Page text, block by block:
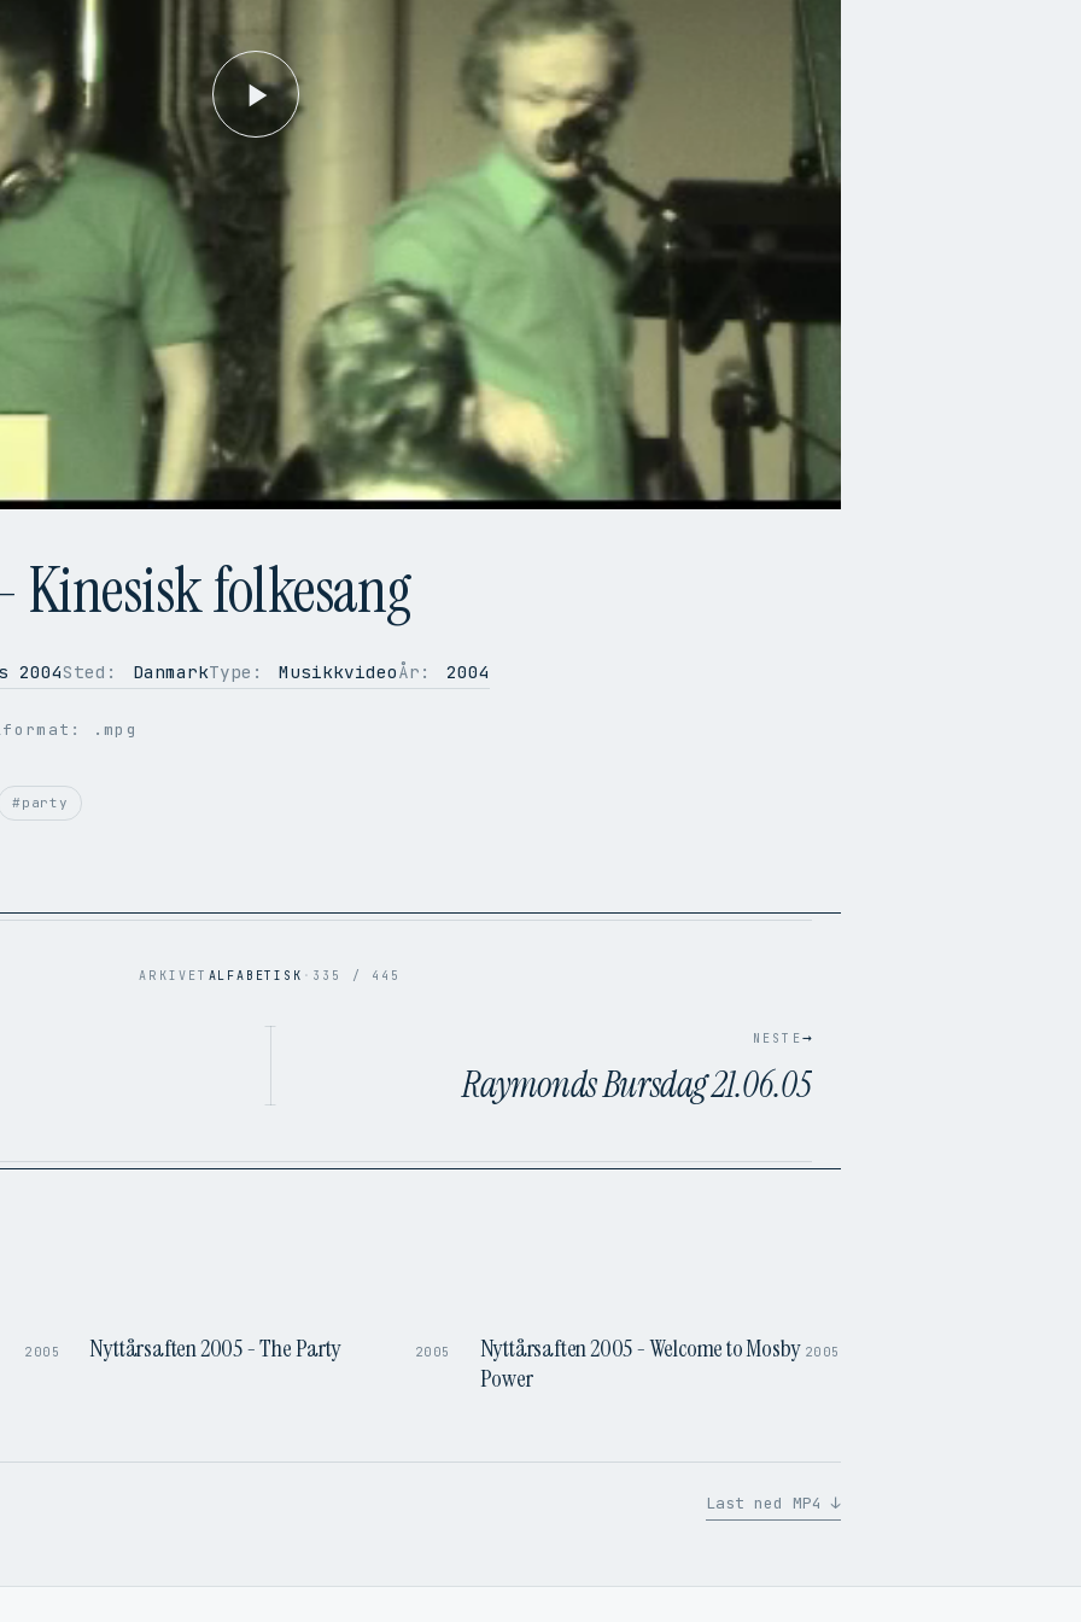
Play
Kinesisk folkesang
2004Sted: DanmarkType: MusikkvideoÅr: 2004
.mpg
#party
ARKIVET ALFABETISK · 335 / 445
NESTE→
Raymonds Bursdag 21.06.05
2005 Nyttårsaften 2005 - The Party 2005
Nyttårsaften 2005 - Welcome to Mosby
Power
2005
Last ned MP4 ↓